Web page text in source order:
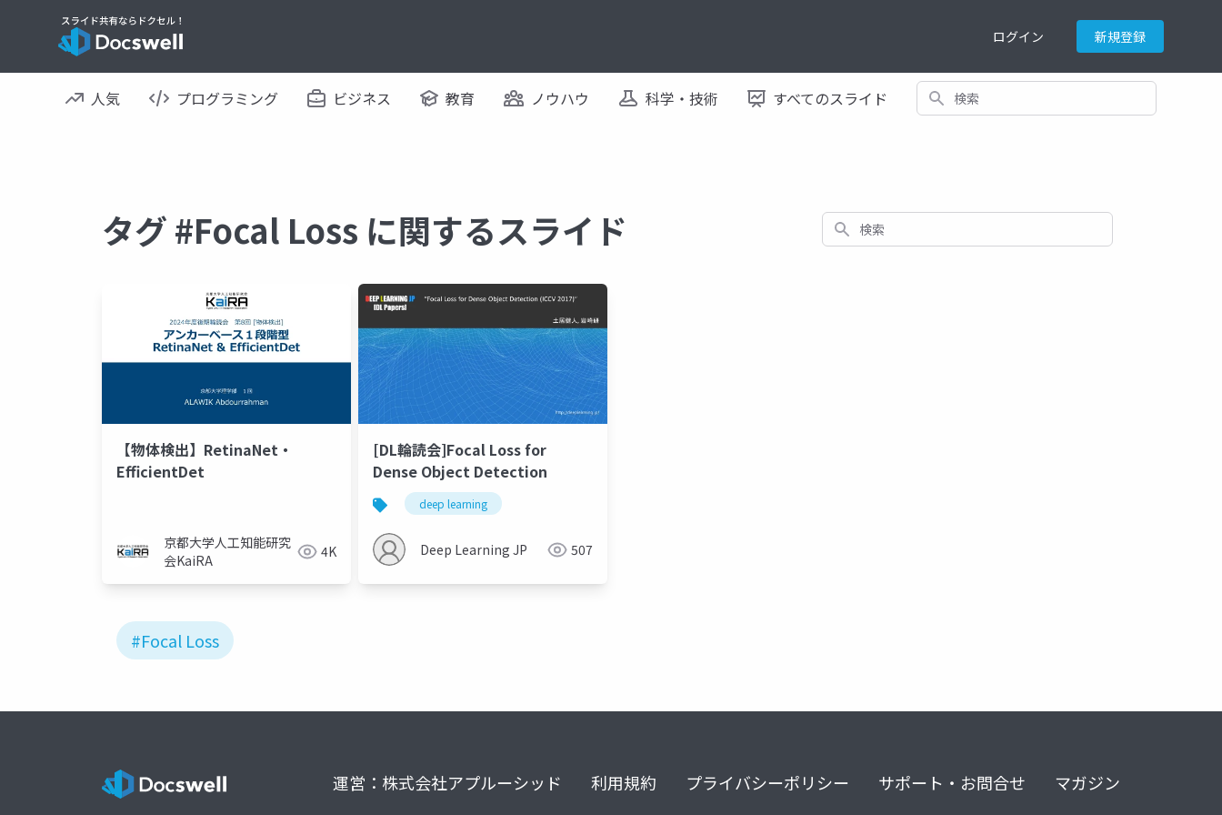
ログイン 新規登録
人気 プログラミング ビジネス 教育 ノウハウ 科学・技術 すべてのスライド 検索
タグ #Focal Loss に関するスライド 検索
【物体検出】RetinaNet・
EfficientDet
京都大学人工知能研究
会KaiRA
4K
[DL輪読会]Focal Loss for
Dense Object Detection
deep learning
Deep Learning JP 507
#Focal Loss
運営：株式会社アプルーシッド 利用規約 プライバシーポリシー サポート・お問合せ マガジン